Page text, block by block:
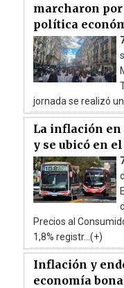
marcharon por
política
jornada se realizó
La inflación en
y se ubicó en
Precios al
1,8% registr...(+)
Inflación y
economía